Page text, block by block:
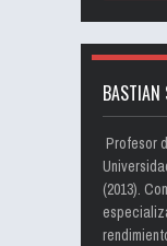
BASTIAN
Profesor
(2013).